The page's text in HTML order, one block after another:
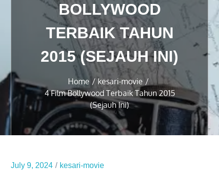
BOLLYWOOD
TERBAIK TAHUN
2015 (SEJAUH INI)
Home
kesari-movie
4 Film Bollywood Terbaik Tahun 2015
(Sejauh Ini)
July 9, 2024 kesari-movie